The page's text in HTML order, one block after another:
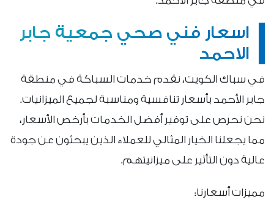
اسعار فني صحي جمعية جابر
الاحمد
في سباك الكويت، نقدم خدمات السباكة في منطقة
جابر الأحمد بأسعار تنافسية ومناسبة لجميع الميزانيات.
نحن نحرص على توفير أفضل الخدمات بأرخص الأسعار،
مما يجعلنا الخيار المثالي للعملاء الذين يبحثون عن جودة
عالية دون التأثير على ميزانيتهم.
مميزات أسعارنا: